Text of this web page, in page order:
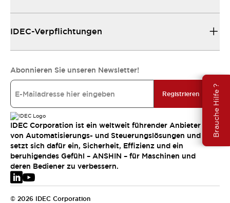
Brauche Hilfe ?
IDEC-Verpflichtungen
Abonnieren Sie unseren Newsletter!
Registrieren
IDEC Corporation ist ein weltweit führender Anbieter
von Automatisierungs- und Steuerungslösungen und
setzt sich dafür ein, Sicherheit, Effizienz und ein
beruhigendes Gefühl – ANSHIN – für Maschinen und
deren Bediener zu verbessern.
© 2026 IDEC Corporation